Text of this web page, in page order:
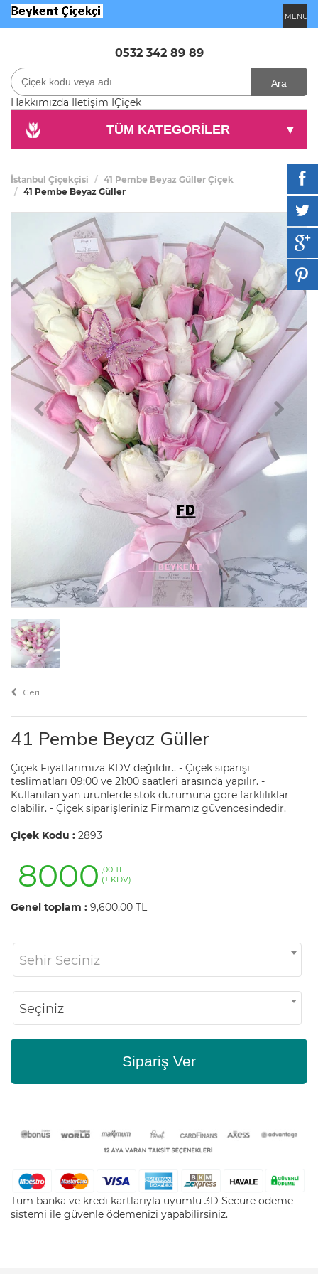
MENU
0532 342 89 89
Ara
Hakkımızda İletişim İÇiçek
TÜM KATEGORİLER ▾
İstanbul Çiçekçisi
41 Pembe Beyaz Güller Çiçek
41 Pembe Beyaz Güller
Geri
41 Pembe Beyaz Güller
Çiçek Fiyatlarımıza KDV değildir.. - Çiçek siparişi
teslimatları 09:00 ve 21:00 saatleri arasında yapılır. -
Kullanılan yan ürünlerde stok durumuna göre farklılıklar
olabilir. - Çiçek siparişleriniz Firmamız güvencesindedir.
Çiçek Kodu : 2893
8000 ,00 TL
(+ KDV)
Genel toplam : 9,600.00 TL
Sehir Seciniz
Seçiniz
Sipariş Ver
Tüm banka ve kredi kartlarıyla uyumlu 3D Secure ödeme
sistemi ile güvenle ödemenizi yapabilirsiniz.